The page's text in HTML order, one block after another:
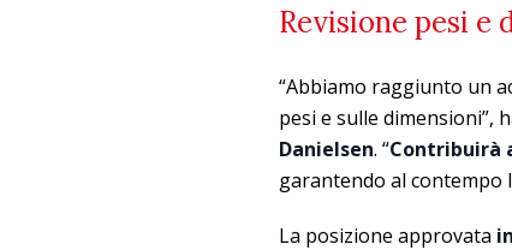
Revisione pesi e
“Abbiamo raggiunto un
pesi e sulle dimensioni”,
Danielsen. “Contribuirà
garantendo al contempo
La posizione approvata